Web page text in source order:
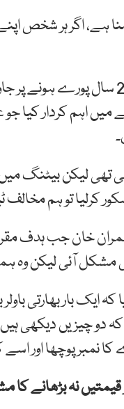
اگر ہر شخص
1992 ورلڈ کپ کی تاریخی فتح
میں اہم کردار کیا
تھی لیکن بیٹنگ
کرلیا تو ہم
عمران خان جب ہدف
مشکل آئی لیکن
ایک بار بھارتی
دو چیزیں دیکھی
پوچھا اور اسے
نہ بڑھانے کا